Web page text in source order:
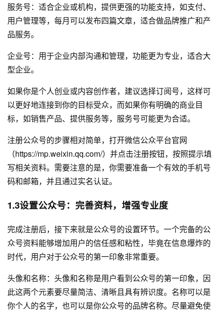
服务号：适合企业或机构，提供更强的功能支持，如支付、
用户管理等，每月可以发布四篇文章，适合做品牌推广和产
品服务。
企业号：用于企业内部沟通和管理，功能更为专业，适合大
型企业。
如果你是个人创业或内容创作者，建议选择订阅号，这样可
以更好地连接到你的目标受众，而如果你有明确的商业目
标，如销售产品、提供服务等，服务号可能更为合适。
注册公众号的步骤相对简单，打开微信公众平台官网
（https://mp.weixin.qq.com/）并点击注册按钮，按照提示填
写相关资料。需要注意的是，你需要准备一个有效的手机号
码和邮箱，并且通过实名认证。
1.3设置公众号：完善资料，增强专业度
完成注册后，接下来就是公众号的设置环节。一个完备的公
众号资料能够增加用户的信任感和粘性，毕竟在信息爆炸的
时代，用户对于公众号的第一印象非常重要。
头像和名称：头像和名称是用户看到公众号的第一印象，因
此这两个元素要尽量简洁、清晰且具有辨识度。名称可以是
你个人的名字，也可以是你公众号的品牌名称。尽量避免使